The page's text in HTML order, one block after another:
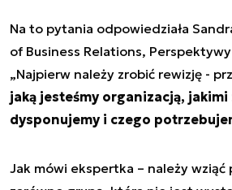
Na to pytania odpowiedziała
of Business Relations,
„Najpierw należy zrobić rewizję -
jaką jesteśmy organizacją, jakimi
dysponujemy i czego
Jak mówi ekspertka – należy wziąć